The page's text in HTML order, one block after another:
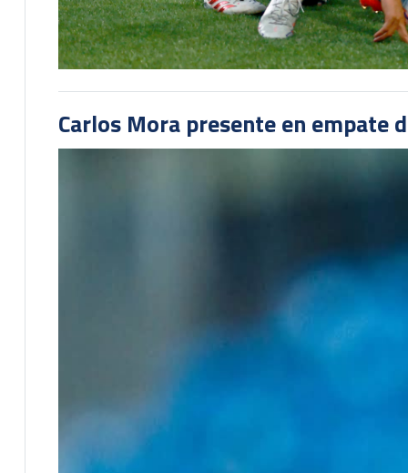
Carlos Mora presente en empate